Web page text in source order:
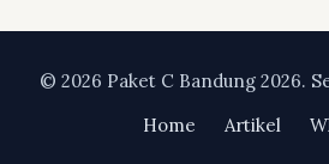
© 2026 Paket C Bandung 2026.
Home
Artikel